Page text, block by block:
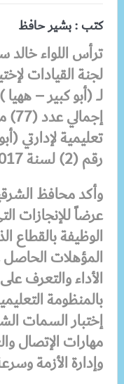
كتب : بشير حافظ
ترأس اللواء
لــ (أبو كبير –
تعليمية لإدارتي
رقم (2) لسنة 2017 م .
وأكد محافظ
عرضاً للإنجازات
الوظيفة بالقطاع
المؤهلات الحاصل
الأداء والتعرف
بالمنظومة
إختبار السمات
مهارات الإتصال
وإدارة الأزمة